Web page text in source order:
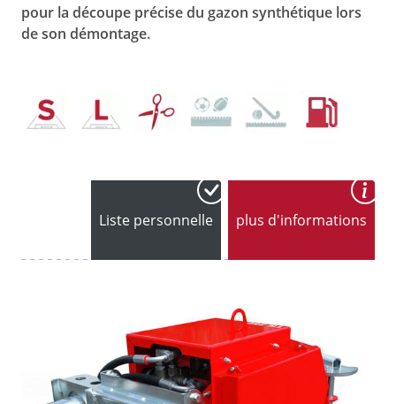
pour la découpe précise du gazon synthétique lors
de son démontage.
Liste personnelle plus d'informations